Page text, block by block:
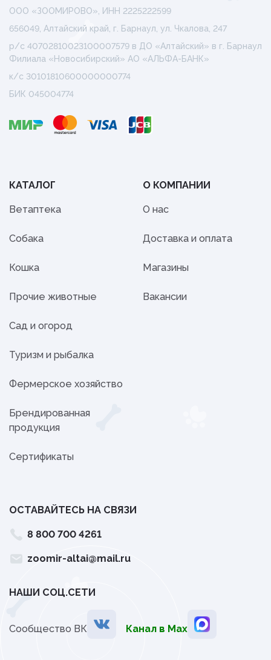
ООО «ЗООМИРОВО», ИНН 2225222599
656049, Алтайский край, г. Барнаул, ул. Чкалова, 247
р/с 40702810023100007579 в ДО «Алтайский» в г. Барнаул
Филиала «Новосибирский» АО «АЛЬФА-БАНК»
к/с 30101810600000000774
БИК 045004774
КАТАЛОГ
Ветаптека
Собака
Кошка
Прочие животные
Сад и огород
Туризм и рыбалка
Фермерское хозяйство
Брендированная
продукция
Сертификаты
О КОМПАНИИ
О нас
Доставка и оплата
Магазины
Вакансии
ОСТАВАЙТЕСЬ НА СВЯЗИ
8 800 700 4261
zoomir-altai@mail.ru
НАШИ СОЦ.СЕТИ
Сообщество ВК Канал в Мах